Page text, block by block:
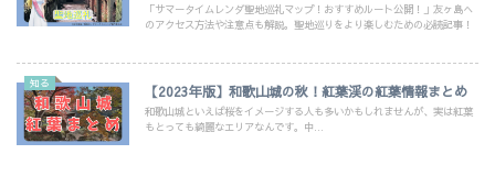
「サマータイムレンダ聖地巡礼マップ！おすすめルート公開！」友ヶ島へ
のアクセス方法や注意点も解説。聖地巡りをより楽しむための必読記事！
知る 【2023年版】和歌山城の秋！紅葉渓の紅葉情報まとめ
和歌山城といえば桜をイメージする人も多いかもしれませんが、実は紅葉
もとっても綺麗なエリアなんです。中...